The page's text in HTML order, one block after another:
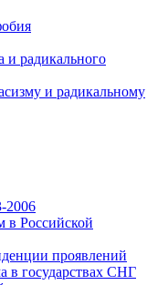
и радикального
и радикальному
2006
в Российской
проявлений
в государствах СНГ